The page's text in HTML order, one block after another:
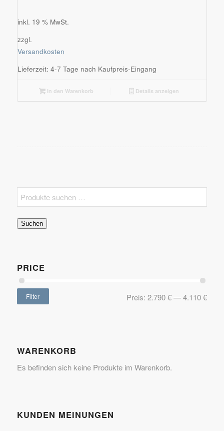
inkl. 19 % MwSt.
zzgl.
Versandkosten
Lieferzeit: 4-7 Tage nach Kaufpreis-Eingang
In den Warenkorb Details anzeigen
Suchen
PRICE
Filter Preis:2.790 €—4.110 €
WARENKORB
Es befinden sich keine Produkte im Warenkorb.
KUNDEN MEINUNGEN